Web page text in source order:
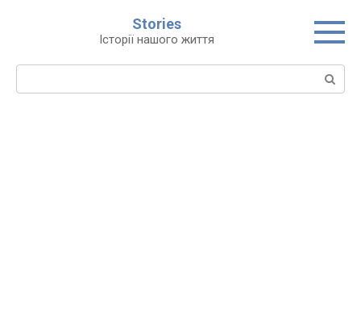
Stories
Історії нашого життя
Пошук: